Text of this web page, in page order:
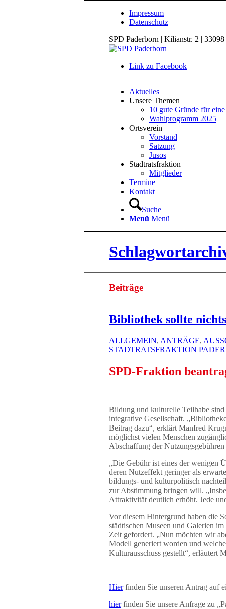
Impressum
Datenschutz
SPD Paderborn | Kilianstr. 2 |
Link zu Facebook
Aktuelles
Unsere Themen
10 gute Gründe für
Wahlprogramm 2025
Ortsverein
Vorstand
Satzung
Jusos
Stadtratsfraktion
Mitglieder
Termine
Kontakt
Suche
Menü Menü
Beiträge
Bibliothek sollte
ALLGEMEIN, ANTRÄGE,
STADTRATSFRAKTION
SPD-Fraktion
Bildung und kulturelle Teilhabe
integrative Gesellschaft.
Beitrag dazu“, erklärt Manfred
möglichst vielen Menschen
Abschaffung der
„Die Gebühr ist eines der wenigen
deren Nutzeffekt geringer als
bildungs- und kulturpolitisch
zur Abstimmung bringen will.
Attraktivität deutlich erhöht. Jede
Vor diesem Hintergrund haben die
städtischen Museen und Galerien
Zeit gefordert. „Nun möchten wir
Modell generiert worden und
Kulturausschuss gestellt“, erläutert
Hierfinden Sie unseren Antrag auf
hierfinden Sie unsere Anfrage zu